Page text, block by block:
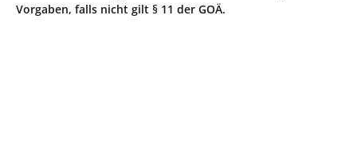
Vorgaben, falls nicht gilt § 11 der GOÄ.